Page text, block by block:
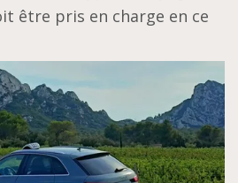
être pris en charge en ce